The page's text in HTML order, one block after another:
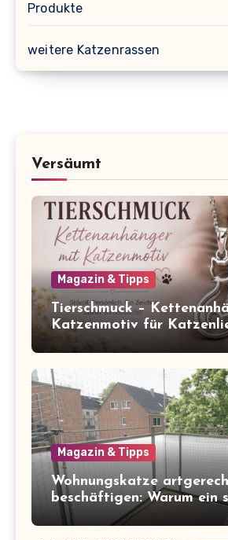
Produkte
weitere Katzenrassen
Versäumt
Magazin & Tipps
Tierschmuck –
Katzenmotiv für
Magazin & Tipps
Wohnungskatze
beschäftigen: Warum ein
Balkon zum Freigang